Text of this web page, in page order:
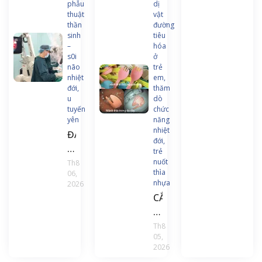
phẫu
thuật
thần
sinh
–
s0i
não
nhiệt
đới,
u
tuyến
yên
ĐAU
ĐẦU
KÉO
DÀI,
NGƯỜI
Th8
06,
2026
dị
vật
đường
tiêu
hóa
ở
trẻ
em,
thăm
dò
chức
năng
nhiệt
đới,
trẻ
nuốt
thìa
nhựa
CẮN
GÃY
THÌA
NHỰA
KHI
Th8
05,
2026